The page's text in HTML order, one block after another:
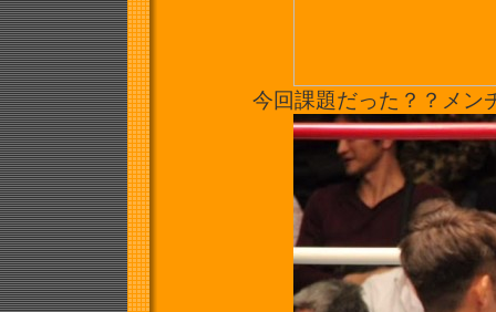
今回課題だった？？メ